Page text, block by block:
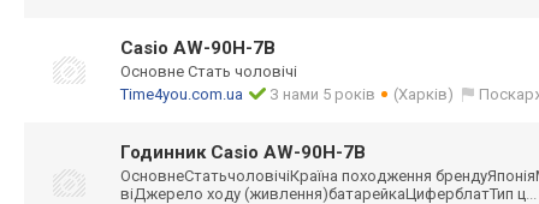
Casio AW-90H-7B
Основне Стать чоловічі
Time4you.com.ua
З нами 5 років (Харків)
Годинник Casio AW-90H-7B
ОсновнеСтатьчоловічіКраїна походження
віДжерело ходу (живлення)батарейкаЦиферблатТип ц